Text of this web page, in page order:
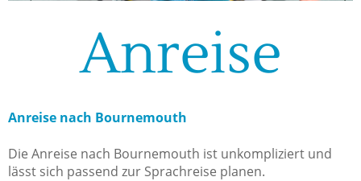
Anreise
Anreise nach Bournemouth
Die Anreise nach Bournemouth ist unkompliziert und
lässt sich passend zur Sprachreise planen.